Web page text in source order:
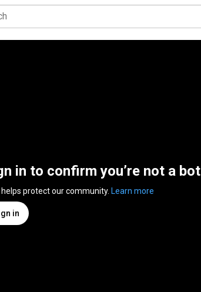
in to confirm you’re not a bot
protect our community. Learn more
in